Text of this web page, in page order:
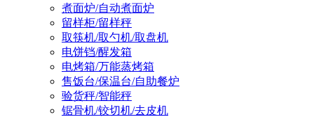
煮面炉/自动煮面炉
留样柜/留样秤
取筷机/取勺机/取盘机
电饼铛/醒发箱
电烤箱/万能蒸烤箱
售饭台/保温台/自助餐炉
验货秤/智能秤
锯骨机/铰切机/去皮机